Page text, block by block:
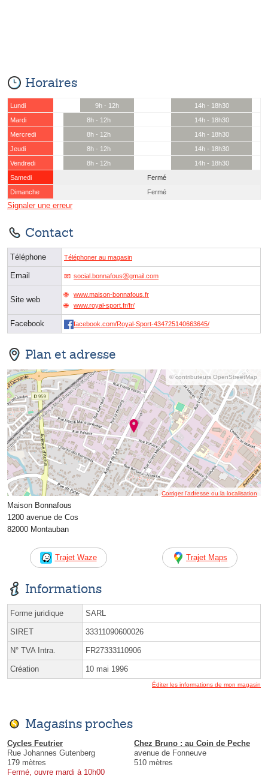
Horaires
Lundi 9h - 12h
14h - 18h30
Mardi
8h - 12h
14h - 18h30
Mercredi
8h - 12h
14h - 18h30
Jeudi
8h - 12h
14h - 18h30
Vendredi
8h - 12h
14h - 18h30
Samedi
Fermé
Dimanche
Fermé
Signaler une erreur
Contact
Téléphone Téléphoner au magasin
Email social.bonnafousⓐgmail.com
Site web
www.maison-bonnafous.fr
www.royal-sport.fr/fr/
Facebook facebook.com/Royal-Sport-434725140663645/
Plan et adresse
© contributeurs OpenStreetMap
Corriger l’adresse ou la localisation
Maison Bonnafous
1200 avenue de Cos
82000 Montauban
Trajet Waze Trajet Maps
Informations
Forme juridique SARL
SIRET 33311090600026
N° TVA Intra. FR27333110906
Création 10 mai 1996
Éditer les informations de mon magasin
Magasins proches
Cycles Feutrier
Rue Johannes Gutenberg
179 mètres
Fermé, ouvre mardi à 10h00
Chez Bruno : au Coin de Peche
avenue de Fonneuve
510 mètres